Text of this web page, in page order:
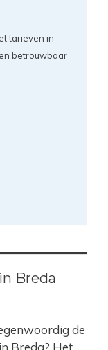
tarieven in
betrouwbaar
Breda
de